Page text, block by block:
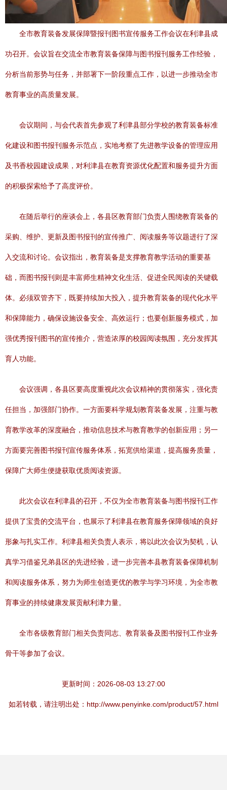
全市教育装备发展保障暨报刊图书宣传服务工作会议在利津县成
功召开。会议旨在交流全市教育装备保障与图书报刊服务工作经验，
分析当前形势与任务，并部署下一阶段重点工作，以进一步推动全市
教育事业的高质量发展。
会议期间，与会代表首先参观了利津县部分学校的教育装备标准
化建设和图书报刊服务示范点，实地考察了先进教学设备的管理应用
及书香校园建设成果，对利津县在教育资源优化配置和服务提升方面
的积极探索给予了高度评价。
在随后举行的座谈会上，各县区教育部门负责人围绕教育装备的
采购、维护、更新及图书报刊的宣传推广、阅读服务等议题进行了深
入交流和讨论。会议指出，教育装备是支撑教育教学活动的重要基
础，而图书报刊则是丰富师生精神文化生活、促进全民阅读的关键载
体。必须双管齐下，既要持续加大投入，提升教育装备的现代化水平
和保障能力，确保设施设备安全、高效运行；也要创新服务模式，加
强优秀报刊图书的宣传推介，营造浓厚的校园阅读氛围，充分发挥其
育人功能。
会议强调，各县区要高度重视此次会议精神的贯彻落实，强化责
任担当，加强部门协作。一方面要科学规划教育装备发展，注重与教
育教学改革的深度融合，推动信息技术与教育教学的创新应用；另一
方面要完善图书报刊宣传服务体系，拓宽供给渠道，提高服务质量，
保障广大师生便捷获取优质阅读资源。
此次会议在利津县的召开，不仅为全市教育装备与图书报刊工作
提供了宝贵的交流平台，也展示了利津县在教育服务保障领域的良好
形象与扎实工作。利津县相关负责人表示，将以此次会议为契机，认
真学习借鉴兄弟县区的先进经验，进一步完善本县教育装备保障机制
和阅读服务体系，努力为师生创造更优的教学与学习环境，为全市教
育事业的持续健康发展贡献利津力量。
全市各级教育部门相关负责同志、教育装备及图书报刊工作业务
骨干等参加了会议。
更新时间：2026-08-03 13:27:00
如若转载，请注明出处：http://www.penyinke.com/product/57.html